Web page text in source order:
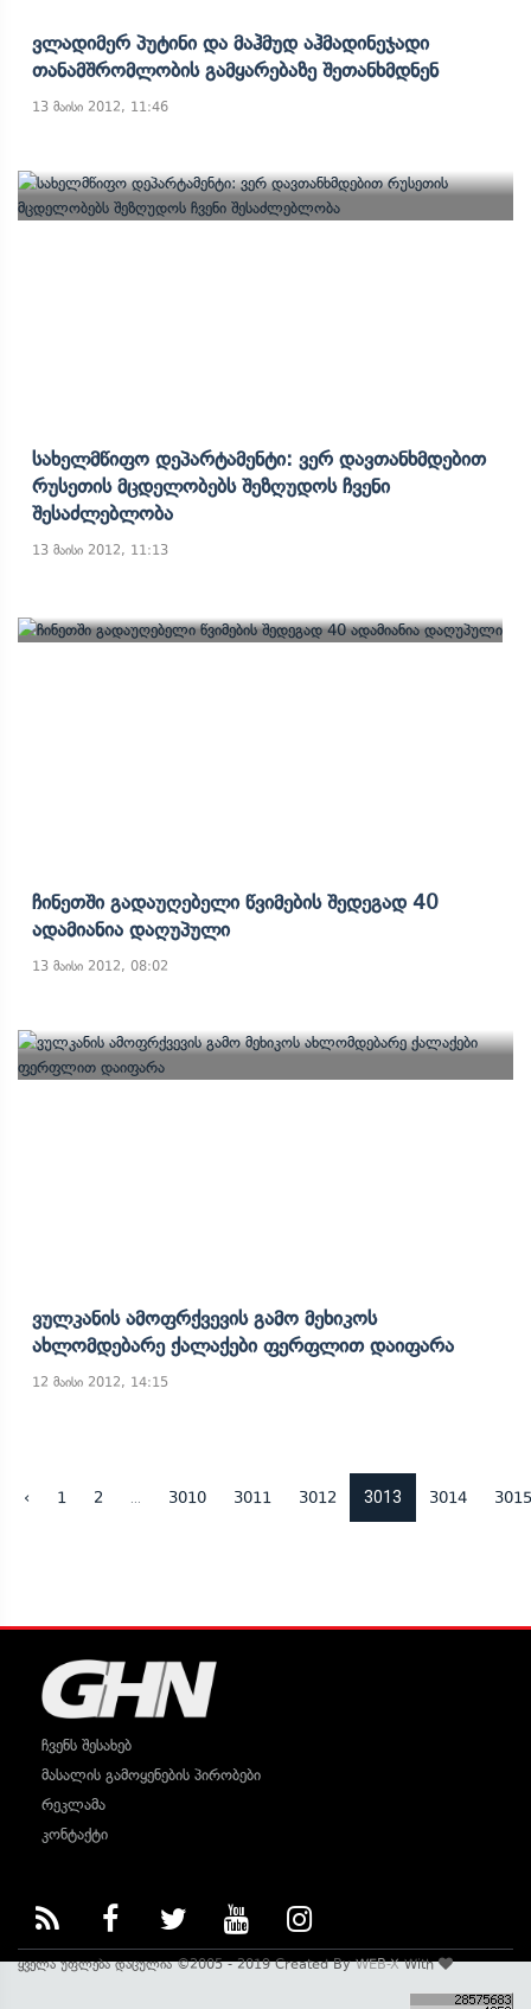
Ვლადიმერ Პუტინი Და Მაჰმუდ Აჰმადინეჯადი
Თანამშრომლობის Გამყარებაზე Შეთანხმდნენ
13 მაისი 2012, 11:46
Სახელმწიფო Დეპარტამენტი: Ვერ Დავთანხმდებით
Რუსეთის Მცდელობებს Შეზღუდოს Ჩვენი
Შესაძლებლობა
13 მაისი 2012, 11:13
Ჩინეთში Გადაუღებელი Წვიმების Შედეგად 40
Ადამიანია Დაღუპული
13 მაისი 2012, 08:02
Ვულკანის Ამოფრქვევის Გამო Მეხიკოს
Ახლომდებარე Ქალაქები Ფერფლით Დაიფარა
12 მაისი 2012, 14:15
‹ 1 2 3010 3011 3012 3013 3014 3015
ჩვენს შესახებ
მასალის გამოყენების პირობები
რეკლამა
კონტაქტი
ყველა უფლება დაცულია ©2005 - 2019 Created ByWEB-XWith